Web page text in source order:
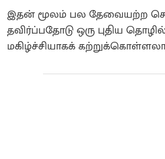
இதன் மூலம் பல தேவையற்ற
தவிர்ப்பதோடு ஒரு புதிய
மகிழ்ச்சியாகக்